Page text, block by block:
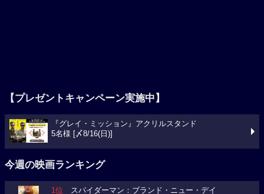
【プレゼントキャンペーン実施中】
『グレイ・ミッション』アクリルスタンド
5名様 [〆8/16(日)]
今週の映画ランキング
1位 スパイダーマン：ブランド・ニュー・デイ